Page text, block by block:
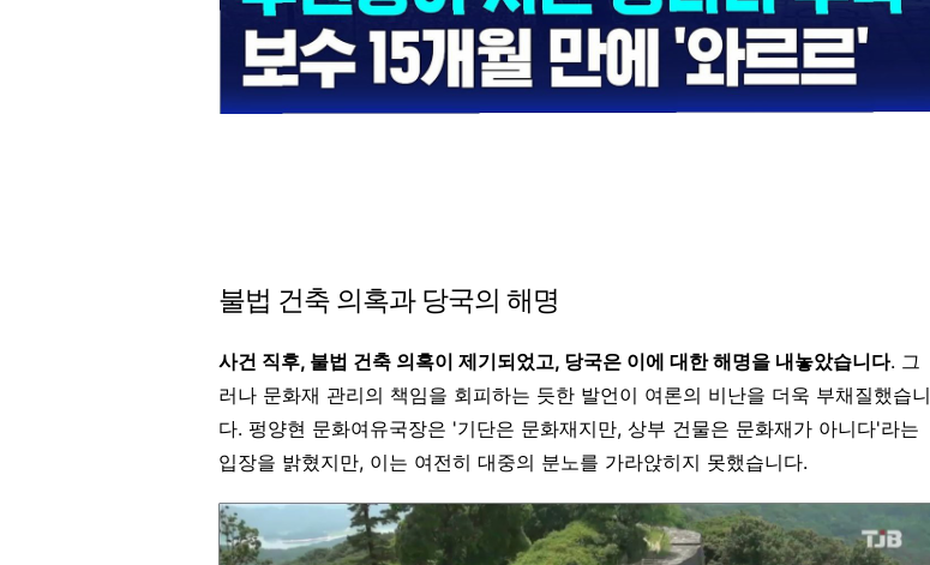
불법 건축 의혹과 당국의 해명
사건 직후, 불법 건축 의혹이 제기되었고, 당국은 이에 대한 해명을 내놓았습니다. 그
러나 문화재 관리의 책임을 회피하는 듯한 발언이 여론의 비난을 더욱 부채질했습니
다. 펑양현 문화여유국장은 '기단은 문화재지만, 상부 건물은 문화재가 아니다'라는
입장을 밝혔지만, 이는 여전히 대중의 분노를 가라앉히지 못했습니다.